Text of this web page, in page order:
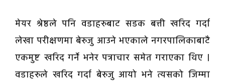
मेयर श्रेष्ठले पनि वडाहरुबाट सडक बत्ती खरिद गर्दा
लेखा परीक्षणमा बेरुजु आउने भएकाले नगरपालिकाबाटै
एकमुष्ट खरिद गर्ने भनेर पत्राचार समेत गराएका थिए ।
वडाहरुले खरिद गर्दा बेरुजु आयो भने त्यसको जिम्मा